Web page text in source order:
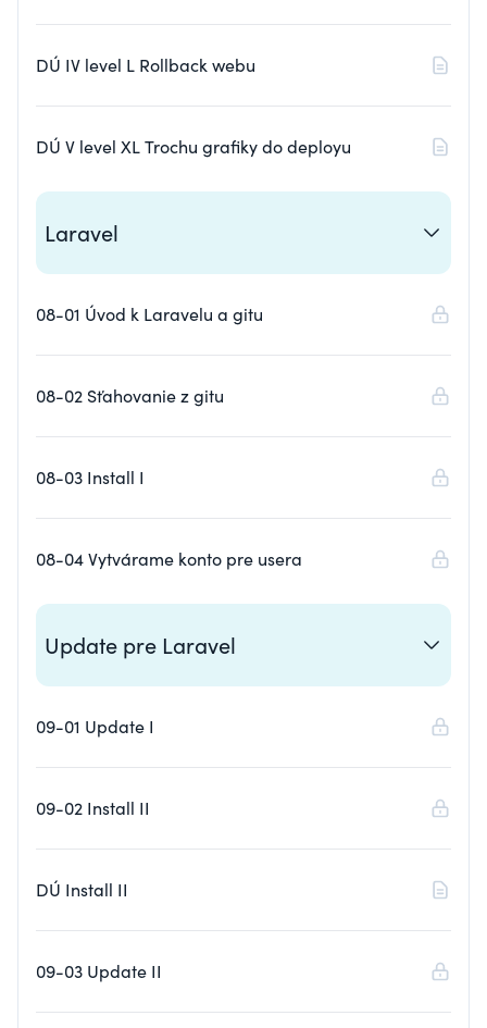
DÚ IV level L Rollback webu
DÚ V level XL Trochu grafiky do deployu
Laravel
08-01 Úvod k Laravelu a gitu
08-02 Sťahovanie z gitu
08-03 Install I
08-04 Vytvárame konto pre usera
Update pre Laravel
09-01 Update I
09-02 Install II
DÚ Install II
09-03 Update II